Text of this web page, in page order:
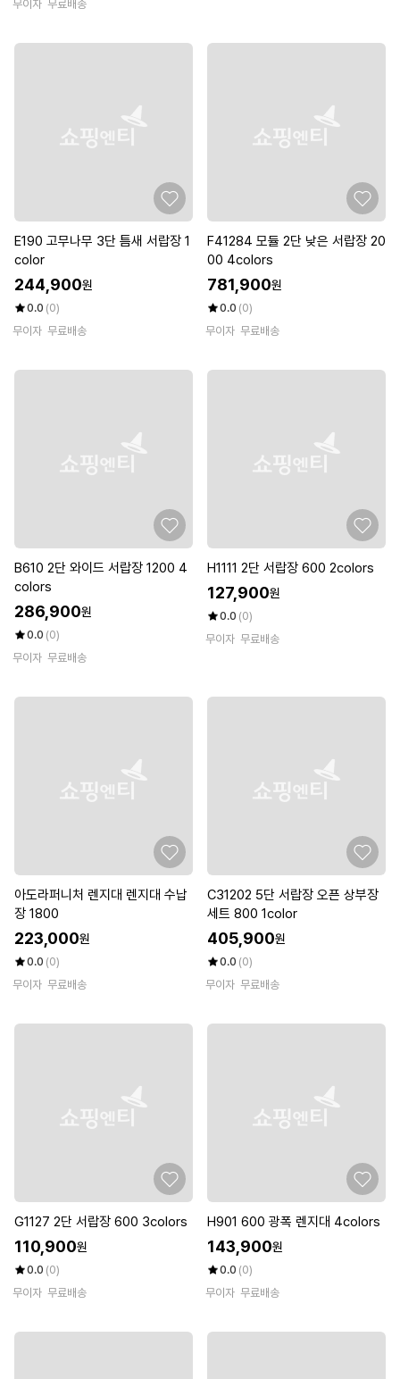
무이자 무료배송
E190 고무나무 3단 틈새 서랍장 1
color
244,900원
0.0 (0)
무이자 무료배송
F41284 모듈 2단 낮은 서랍장 20
00 4colors
781,900원
0.0 (0)
무이자 무료배송
B610 2단 와이드 서랍장 1200 4
colors
286,900원
0.0 (0)
무이자 무료배송
H1111 2단 서랍장 600 2colors
127,900원
0.0 (0)
무이자 무료배송
아도라퍼니처 렌지대 렌지대 수납
장 1800
223,000원
0.0 (0)
무이자 무료배송
C31202 5단 서랍장 오픈 상부장
세트 800 1color
405,900원
0.0 (0)
무이자 무료배송
G1127 2단 서랍장 600 3colors
110,900원
0.0 (0)
무이자 무료배송
H901 600 광폭 렌지대 4colors
143,900원
0.0 (0)
무이자 무료배송